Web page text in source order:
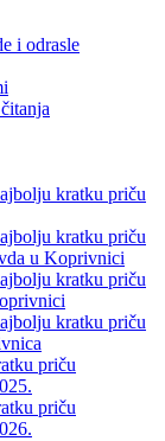
i odrasle
kratku priču
kratku priču
u Koprivnici
kratku priču
kratku priču
priču
priču